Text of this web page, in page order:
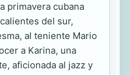
primavera cubana
del sur,
al teniente Mario
a Karina, una
aficionada al jazz y